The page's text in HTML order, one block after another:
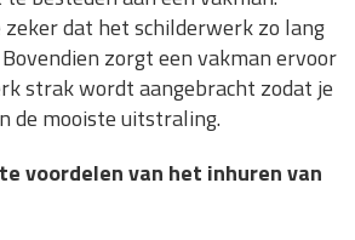
dat het schilderwerk zo lang
zorgt een vakman ervoor
strak wordt aangebracht zodat je
de mooiste uitstraling.
voordelen van het inhuren van